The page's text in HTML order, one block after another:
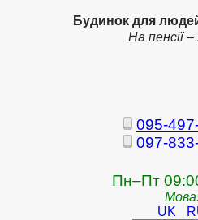
Будинок для
На пенсії
095-
097-
Пн–Пт
UK